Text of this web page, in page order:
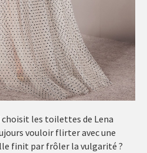
les toilettes de Lena
vouloir flirter avec une
finit par frôler la vulgarité ?